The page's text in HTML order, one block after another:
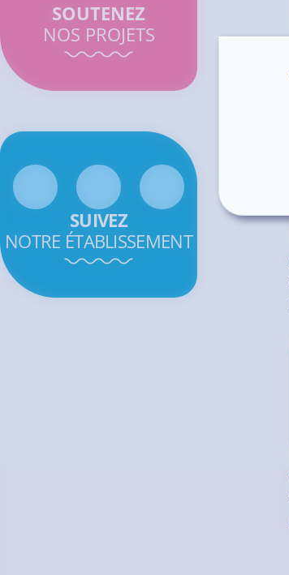
SOUTENEZ
NOS PROJETS
SUIVEZ
NOTRE ÉTABLISSEMENT